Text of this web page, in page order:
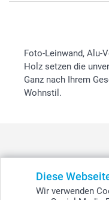
Diese
Wir verwenden
Foto-Leinwand, Alu-
Holz setzen die
Ganz nach Ihrem
Wohnstil.
België -